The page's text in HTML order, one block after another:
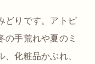
どりです。アトピ
の手荒れや夏のミ
化粧品かぶれ、